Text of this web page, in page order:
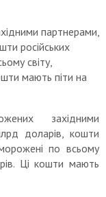
партнерами,
російських
світу,
мають піти на
західними
доларів, кошти
по всьому
Ці кошти мають